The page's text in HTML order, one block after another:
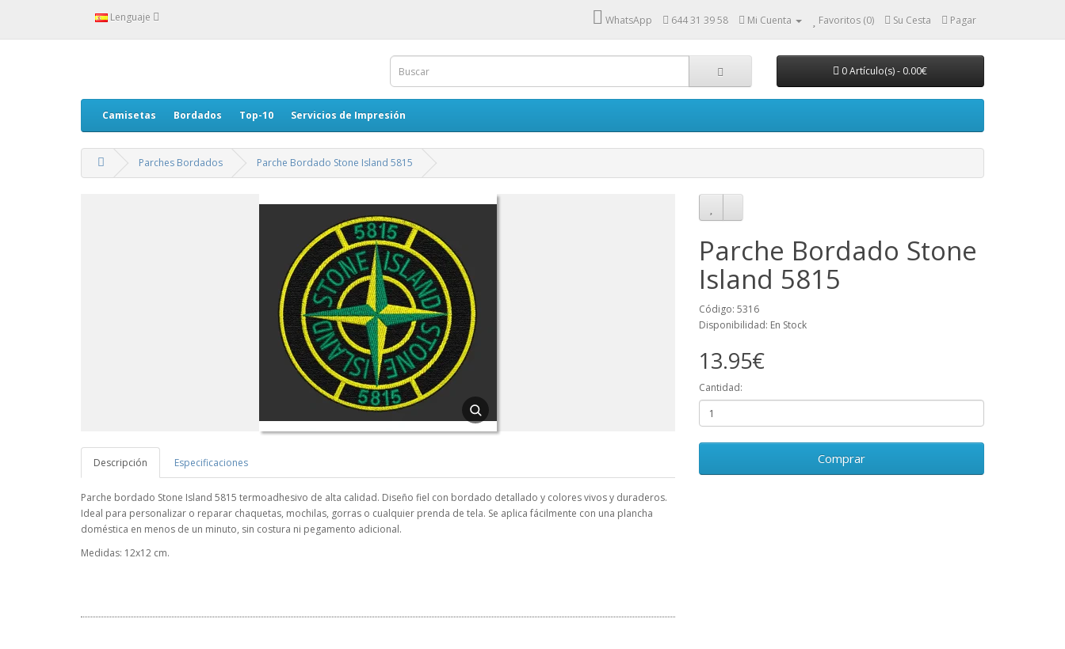
Lenguaje WhatsApp 644 31 39 58 Mi Cuenta Favoritos (0) Su Cesta Pagar
0 Artículo(s) - 0.00€
Camisetas Bordados Top-10 Servicios de Impresión
Parches Bordados Parche Bordado Stone Island 5815
Descripción Especificaciones
Parche bordado Stone Island 5815 termoadhesivo de alta calidad. Diseño fiel con bordado detallado y colores vivos y duraderos.
Ideal para personalizar o reparar chaquetas, mochilas, gorras o cualquier prenda de tela. Se aplica fácilmente con una plancha
doméstica en menos de un minuto, sin costura ni pegamento adicional.
Medidas: 12x12 cm.
Parche Bordado Stone
Island 5815
Código: 5316
Disponibilidad: En Stock
13.95€
Cantidad:
Comprar